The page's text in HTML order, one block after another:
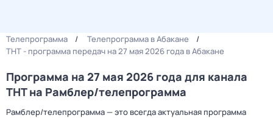
Телепрограмма
Телепрограмма в Абакане
ТНТ - программа передач на 27 мая 2026 года в Абакане
Программа на 27 мая 2026 года для канала
ТНТ на Рамблер/телепрограмма
Рамблер/телепрограмма — это всегда актуальная программа